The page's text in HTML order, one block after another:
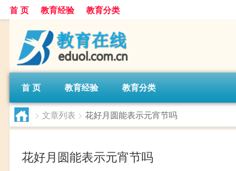
首 页 教育经验 教育分类
首 页 教育经验 教育分类
> 文章列表 > 花好月圆能表示元宵节吗
花好月圆能表示元宵节吗